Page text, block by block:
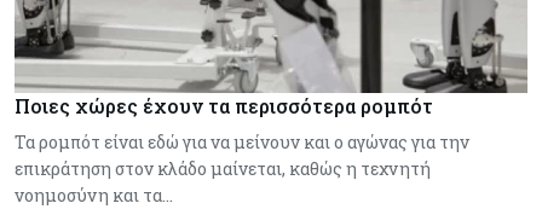
Ποιες χώρες έχουν τα περισσότερα ρομπότ
Τα ρομπότ είναι εδώ για να μείνουν και ο αγώνας για την
επικράτηση στον κλάδο μαίνεται, καθώς η τεχνητή
νοημοσύνη και τα…